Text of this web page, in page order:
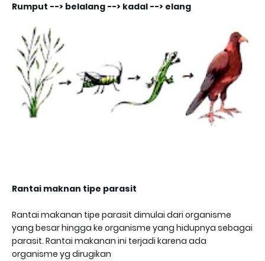
Rumput --> belalang --> kadal --> elang
Rantai maknan tipe parasit
Rantai makanan tipe parasit dimulai dari organisme
yang besar hingga ke organisme yang hidupnya sebagai
parasit. Rantai makanan ini terjadi karena ada
organisme yg dirugikan